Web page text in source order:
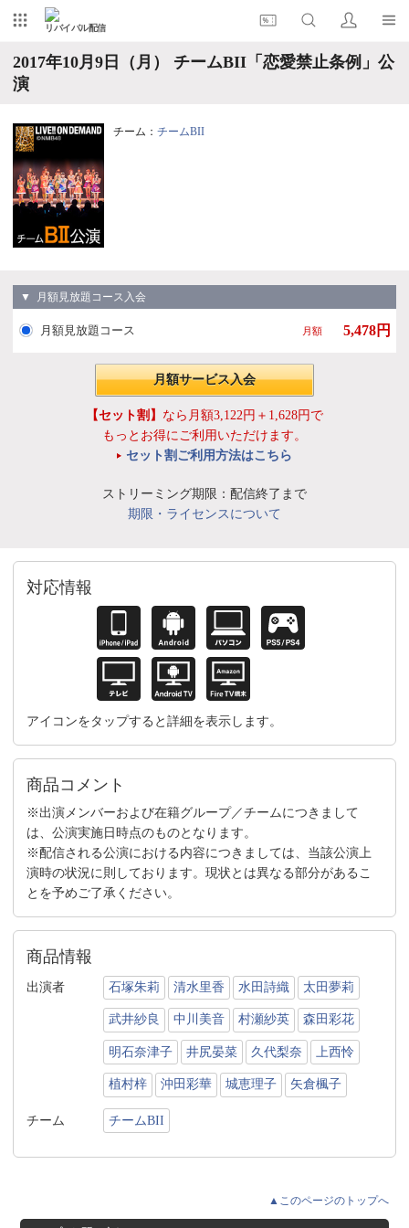
リバイバル配信
2017年10月9日（月） チームBII「恋愛禁止条例」公
演
チーム： チームBII
▼ 月額見放題コース入会
月額見放題コース 月額 5,478円
月額サービス入会
【セット割】 なら月額3,122円＋1,628円で
もっとお得にご利用いただけます。
セット割ご利用方法はこちら
ストリーミング期限：配信終了まで
期限・ライセンスについて
対応情報
アイコンをタップすると詳細を表示します。
商品コメント
※出演メンバーおよび在籍グループ／チームにつきまして
は、公演実施日時点のものとなります。
※配信される公演における内容につきましては、当該公演上
演時の状況に則しております。現状とは異なる部分があるこ
とを予めご了承ください。
商品情報
出演者 石塚朱莉 清水里香 水田詩織 太田夢莉
武井紗良 中川美音 村瀬紗英 森田彩花
明石奈津子 井尻晏菜 久代梨奈 上西怜
植村梓 沖田彩華 城恵理子 矢倉楓子
チーム チームBII
▲このページのトップへ